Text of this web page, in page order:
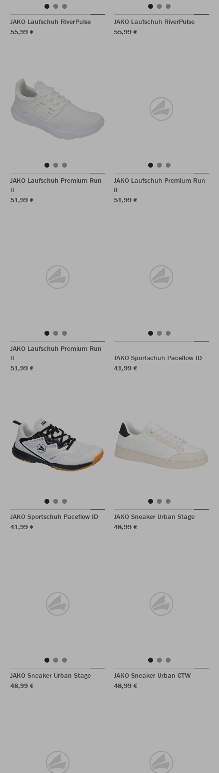
JAKO Laufschuh RiverPulse
55,99 €
JAKO Laufschuh RiverPulse
55,99 €
JAKO Laufschuh Premium Run
II
51,99 €
JAKO Laufschuh Premium Run
II
51,99 €
JAKO Laufschuh Premium Run
II
51,99 €
JAKO Sportschuh Paceflow ID
41,99 €
JAKO Sportschuh Paceflow ID
41,99 €
JAKO Sneaker Urban Stage
48,99 €
JAKO Sneaker Urban Stage
48,99 €
JAKO Sneaker Urban CTW
48,99 €